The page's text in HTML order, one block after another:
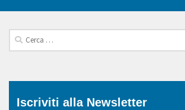
Ricerca
per:
Iscriviti alla Newsletter